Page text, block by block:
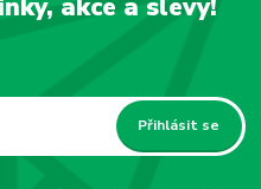
akce a slevy!
Přihlásit se